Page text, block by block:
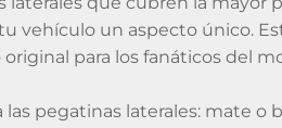
vehículo un aspecto único.
para los fanáticos del
las pegatinas laterales: mate